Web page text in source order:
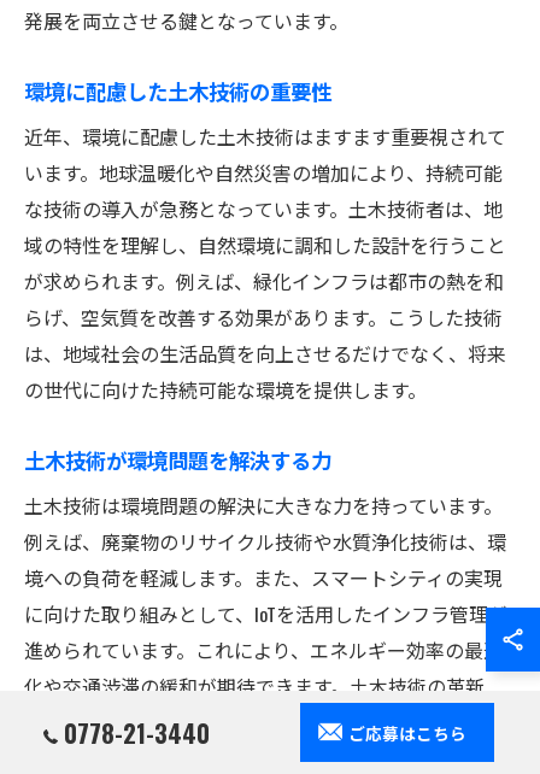
発展を両立させる鍵となっています。
環境に配慮した土木技術の重要性
近年、環境に配慮した土木技術はますます重要視されて
います。地球温暖化や自然災害の増加により、持続可能
な技術の導入が急務となっています。土木技術者は、地
域の特性を理解し、自然環境に調和した設計を行うこと
が求められます。例えば、緑化インフラは都市の熱を和
らげ、空気質を改善する効果があります。こうした技術
は、地域社会の生活品質を向上させるだけでなく、将来
の世代に向けた持続可能な環境を提供します。
土木技術が環境問題を解決する力
土木技術は環境問題の解決に大きな力を持っています。
例えば、廃棄物のリサイクル技術や水質浄化技術は、環
境への負荷を軽減します。また、スマートシティの実現
に向けた取り組みとして、IoTを活用したインフラ管理が
進められています。これにより、エネルギー効率の最適
化や交通渋滞の緩和が期待できます。土木技術の革新
は、地域の環境問題を解決し、より持続可能な未来を築
くための重要な手段となっています。
0778-21-3440 ご応募はこちら